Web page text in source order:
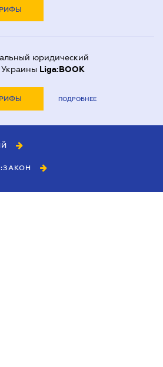
юридический
Украины Liga:BOOK
ПОДРОБНЕЕ